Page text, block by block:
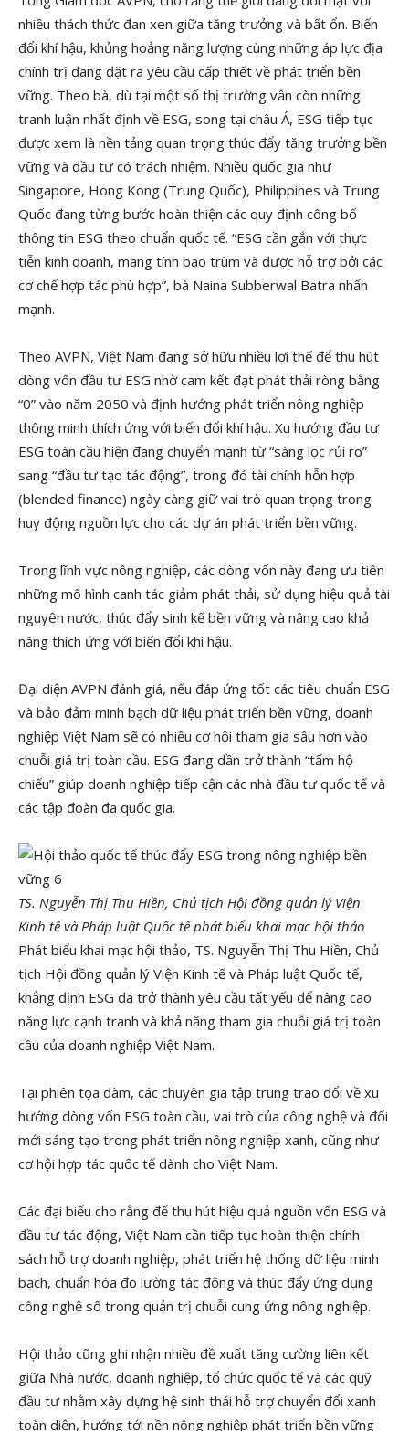
nhiều thách thức đan xen giữa tăng trưởng và bất ổn. Biến
đổi khí hậu, khủng hoảng năng lượng cùng những áp lực địa
chính trị đang đặt ra yêu cầu cấp thiết về phát triển bền
vững. Theo bà, dù tại một số thị trường vẫn còn những
tranh luận nhất định về ESG, song tại châu Á, ESG tiếp tục
được xem là nền tảng quan trọng thúc đẩy tăng trưởng bền
vững và đầu tư có trách nhiệm. Nhiều quốc gia như
Singapore, Hong Kong (Trung Quốc), Philippines và Trung
Quốc đang từng bước hoàn thiện các quy định công bố
thông tin ESG theo chuẩn quốc tế. “ESG cần gắn với thực
tiễn kinh doanh, mang tính bao trùm và được hỗ trợ bởi các
cơ chế hợp tác phù hợp”, bà Naina Subberwal Batra nhấn
mạnh.
Theo AVPN, Việt Nam đang sở hữu nhiều lợi thế để thu hút
dòng vốn đầu tư ESG nhờ cam kết đạt phát thải ròng bằng
“0” vào năm 2050 và định hướng phát triển nông nghiệp
thông minh thích ứng với biến đổi khí hậu. Xu hướng đầu tư
ESG toàn cầu hiện đang chuyển mạnh từ “sàng lọc rủi ro”
sang “đầu tư tạo tác động”, trong đó tài chính hỗn hợp
(blended finance) ngày càng giữ vai trò quan trọng trong
huy động nguồn lực cho các dự án phát triển bền vững.
Trong lĩnh vực nông nghiệp, các dòng vốn này đang ưu tiên
những mô hình canh tác giảm phát thải, sử dụng hiệu quả tài
nguyên nước, thúc đẩy sinh kế bền vững và nâng cao khả
năng thích ứng với biến đổi khí hậu.
Đại diện AVPN đánh giá, nếu đáp ứng tốt các tiêu chuẩn ESG
và bảo đảm minh bạch dữ liệu phát triển bền vững, doanh
nghiệp Việt Nam sẽ có nhiều cơ hội tham gia sâu hơn vào
chuỗi giá trị toàn cầu. ESG đang dần trở thành “tấm hộ
chiếu” giúp doanh nghiệp tiếp cận các nhà đầu tư quốc tế và
các tập đoàn đa quốc gia.
TS. Nguyễn Thị Thu Hiền, Chủ tịch Hội đồng quản lý Viện
Kinh tế và Pháp luật Quốc tế phát biểu khai mạc hội thảo
Phát biểu khai mạc hội thảo, TS. Nguyễn Thị Thu Hiền, Chủ
tịch Hội đồng quản lý Viện Kinh tế và Pháp luật Quốc tế,
khẳng định ESG đã trở thành yêu cầu tất yếu để nâng cao
năng lực cạnh tranh và khả năng tham gia chuỗi giá trị toàn
cầu của doanh nghiệp Việt Nam.
Tại phiên tọa đàm, các chuyên gia tập trung trao đổi về xu
hướng dòng vốn ESG toàn cầu, vai trò của công nghệ và đổi
mới sáng tạo trong phát triển nông nghiệp xanh, cũng như
cơ hội hợp tác quốc tế dành cho Việt Nam.
Các đại biểu cho rằng để thu hút hiệu quả nguồn vốn ESG và
đầu tư tác động, Việt Nam cần tiếp tục hoàn thiện chính
sách hỗ trợ doanh nghiệp, phát triển hệ thống dữ liệu minh
bạch, chuẩn hóa đo lường tác động và thúc đẩy ứng dụng
công nghệ số trong quản trị chuỗi cung ứng nông nghiệp.
Hội thảo cũng ghi nhận nhiều đề xuất tăng cường liên kết
giữa Nhà nước, doanh nghiệp, tổ chức quốc tế và các quỹ
đầu tư nhằm xây dựng hệ sinh thái hỗ trợ chuyển đổi xanh
toàn diện, hướng tới nền nông nghiệp phát triển bền vững